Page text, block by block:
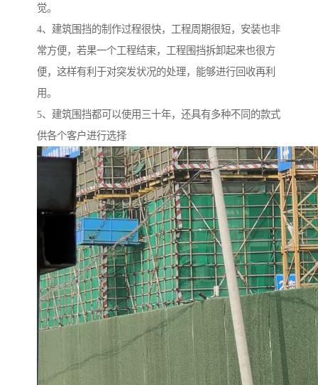
觉。
4、建筑围挡的制作过程很快，工程周期很短，安装也非
常方便，若果一个工程结束，工程围挡拆卸起来也很方
便，这样有利于对突发状况的处理，能够进行回收再利
用。
5、建筑围挡都可以使用三十年，还具有多种不同的款式
供各个客户进行选择